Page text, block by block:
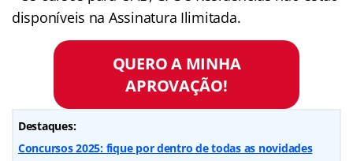
disponíveis na Assinatura Ilimitada.
QUERO A MINHA
APROVAÇÃO!
Destaques:
Concursos 2025: fique por dentro de todas as novidades